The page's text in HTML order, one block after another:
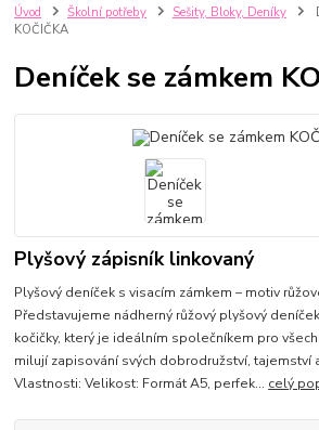
Úvod Školní potřeby Sešity, Bloky, Deníky
KOČIČKA
Deníček se zámkem
Plyšový zápisník linkovaný
Plyšový deníček s visacím zámkem – motiv
Představujeme nádherný růžový plyšový
kočičky, který je ideálním společníkem pro
milují zapisování svých dobrodružství, tajemství
Vlastnosti: Velikost: Formát A5, perfek... celý